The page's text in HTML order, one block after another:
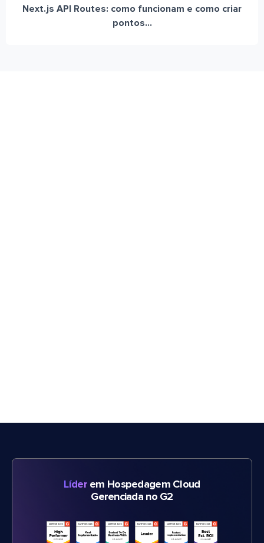
Next.js API Routes: como funcionam e como criar
pontos...
Líderem Hospedagem Cloud
Gerenciada no G2